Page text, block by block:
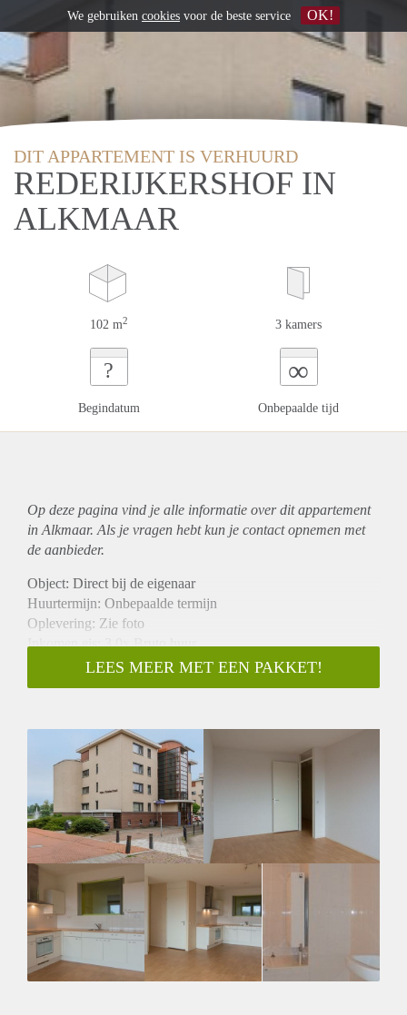
DIT APPARTEMENT IS VERHUURD
REDERIJKERSHOF IN
ALKMAAR
102 m2 3 kamers
?
Begindatum
∞
Onbepaalde tijd
Op deze pagina vind je alle informatie over ditappartement
in Alkmaar. Als je vragen hebt kun je contact opnemen met
de aanbieder.
Object: Direct bij de eigenaar
Huurtermijn: Onbepaalde termijn
Oplevering: Zie foto
Inkomen eis: 3,0x Bruto huur
Garantiestelling mogelijk: Ja
Borg: 1 Maand
Huisdieren toegestaan: Afhankelijk van de Eigenaar
Huurtoeslag grens: Nee
Geschikt voor studenten: Afhankelijk van de Eigenaar
LEES MEER MET EEN PAKKET!
We gebruiken cookies voor de beste service OK!